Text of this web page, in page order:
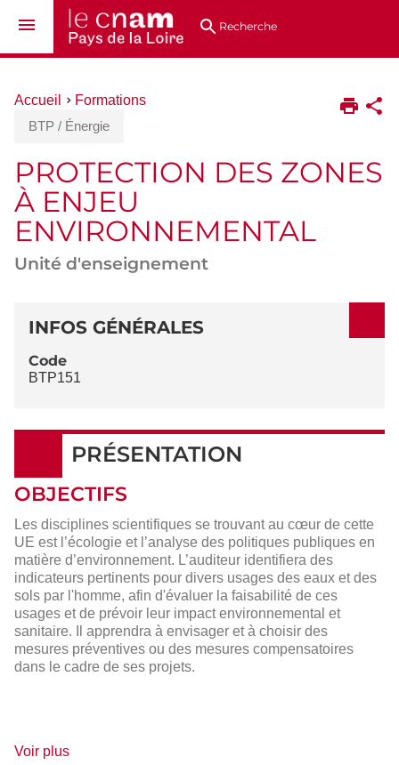
au
directsRecherche
Vous
ici :
Accueil
Formations
BTP / Énergie
PROTECTION DES ZONES
À ENJEU
ENVIRONNEMENTAL
Unité d'enseignement
DÉTAILS
INFOS GÉNÉRALES
Code
BTP151
PRÉSENTATION
OBJECTIFS
Les disciplines scientifiques se trouvant au cœur de cette
UE est l’écologie et l’analyse des politiques publiques en
matière d’environnement. L’auditeur identifiera des
indicateurs pertinents pour divers usages des eaux et des
sols par l'homme, afin d'évaluer la faisabilité de ces
usages et de prévoir leur impact environnemental et
sanitaire. Il apprendra à envisager et à choisir des
mesures préventives ou des mesures compensatoires
dans le cadre de ses projets.
Voir plusde